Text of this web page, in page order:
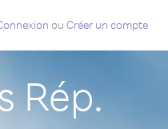
ou Créer un compte
Rép.